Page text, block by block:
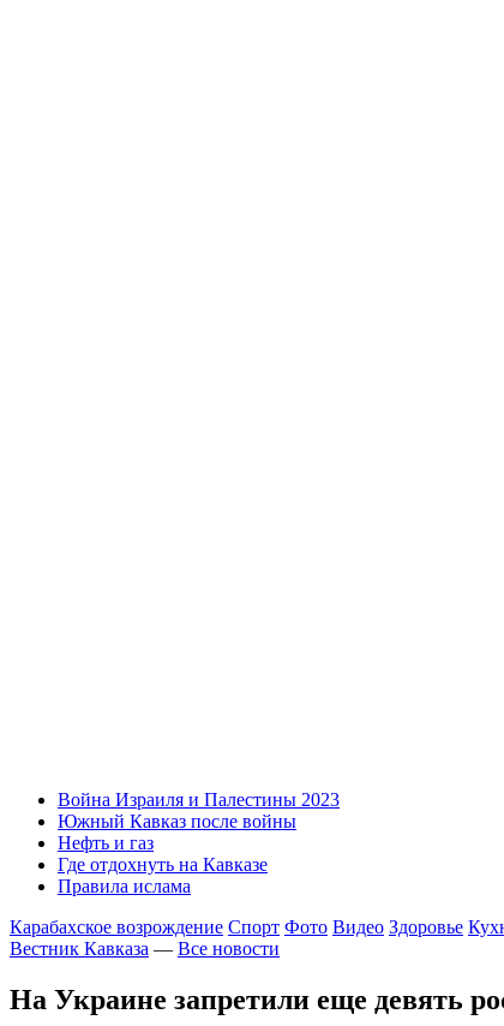
Война Израиля и Палестины 2023
Южный Кавказ после войны
Нефть и газ
Где отдохнуть на Кавказе
Правила ислама
Карабахское возрождение Спорт Фото Видео Здоровье
Вестник Кавказа — Все новости
На Украине запретили еще девять